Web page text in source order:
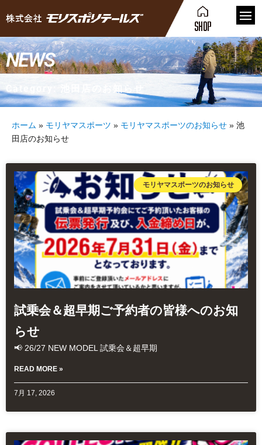
NEWS
Category: 池田店のお知らせ
ホーム » モリヤマスポーツ » モリヤマスポーツのお知らせ » 池
田店のお知らせ
モリヤマスポーツのお知らせ
試乗会＆超早期ご予約者の皆様へのお知
らせ
📢 26/27 NEW MODEL 試乗会＆超早期
READ MORE »
7月 17, 2026